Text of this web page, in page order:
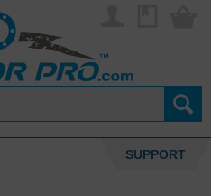
SUPPORT